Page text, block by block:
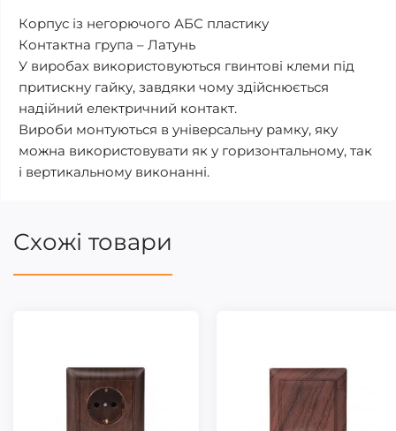
Корпус із негорючого АБС пластику
Контактна група – Латунь
У виробах використовуються гвинтові клеми під
притискну гайку, завдяки чому здійснюється
надійний електричний контакт.
Вироби монтуються в універсальну рамку, яку
можна використовувати як у горизонтальному, так
і вертикальному виконанні.
Схожі товари